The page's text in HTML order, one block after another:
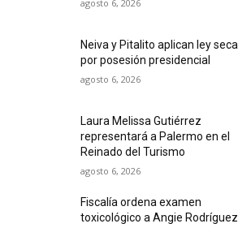
agosto 6, 2026
Neiva y Pitalito aplican ley seca
por posesión presidencial
agosto 6, 2026
Laura Melissa Gutiérrez
representará a Palermo en el
Reinado del Turismo
agosto 6, 2026
Fiscalía ordena examen
toxicológico a Angie Rodríguez